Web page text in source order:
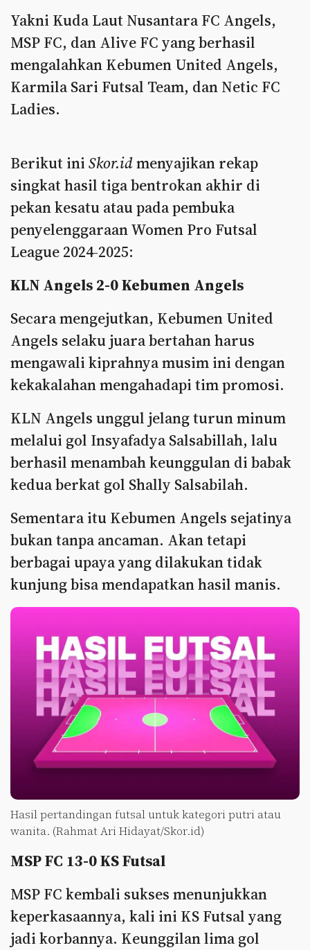
Yakni Kuda Laut Nusantara FC Angels,
MSP FC, dan Alive FC yang berhasil
mengalahkan Kebumen United Angels,
Karmila Sari Futsal Team, dan Netic FC
Ladies.
Berikut ini Skor.idmenyajikan rekap
singkat hasil tiga bentrokan akhir di
pekan kesatu atau pada pembuka
penyelenggaraan Women Pro Futsal
League 2024-2025:
KLN Angels 2-0 Kebumen Angels
Secara mengejutkan, Kebumen United
Angels selaku juara bertahan harus
mengawali kiprahnya musim ini dengan
kekakalahan mengahadapi tim promosi.
KLN Angels unggul jelang turun minum
melalui gol Insyafadya Salsabillah, lalu
berhasil menambah keunggulan di babak
kedua berkat gol Shally Salsabilah.
Sementara itu Kebumen Angels sejatinya
bukan tanpa ancaman. Akan tetapi
berbagai upaya yang dilakukan tidak
kunjung bisa mendapatkan hasil manis.
Hasil pertandingan futsal untuk kategori putri atau
wanita. (Rahmat Ari Hidayat/Skor.id)
MSP FC 13-0 KS Futsal
MSP FC kembali sukses menunjukkan
keperkasaannya, kali ini KS Futsal yang
jadi korbannya. Keunggilan lima gol